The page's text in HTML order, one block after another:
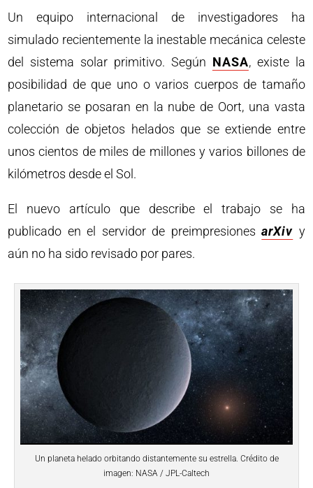
Un equipo internacional de investigadores ha
simulado recientemente la inestable mecánica celeste
del sistema solar primitivo. Según NASA, existe la
posibilidad de que uno o varios cuerpos de tamaño
planetario se posaran en la nube de Oort, una vasta
colección de objetos helados que se extiende entre
unos cientos de miles de millones y varios billones de
kilómetros desde el Sol.
El nuevo artículo que describe el trabajo se ha
publicado en el servidor de preimpresionesarXiv y
aún no ha sido revisado por pares.
Un planeta helado orbitando distantemente su estrella. Crédito de
imagen: NASA / JPL-Caltech